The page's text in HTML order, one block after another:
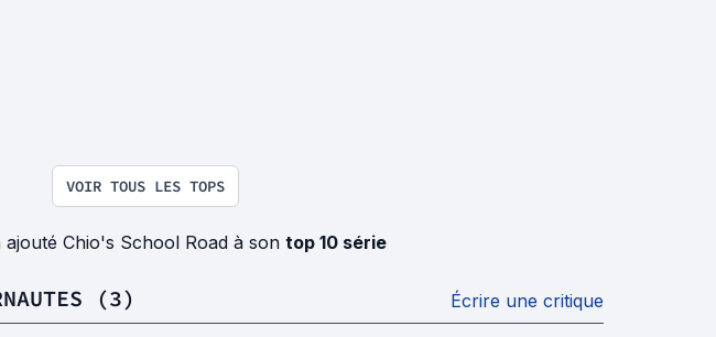
VOIR TOUS LES TOPS
ajouté Chio's School Road à son top 10 série
(3) Écrire une critique